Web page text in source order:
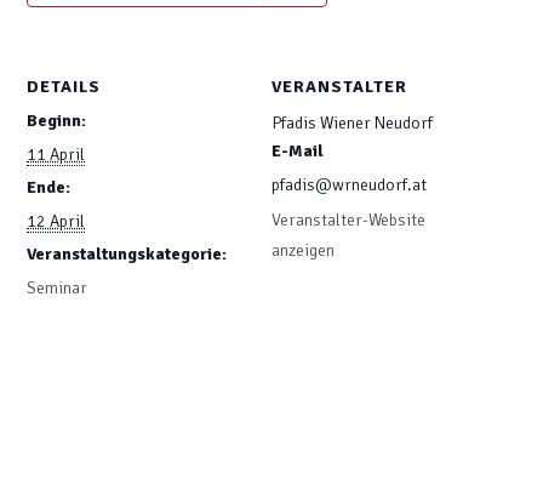
DETAILS
Beginn:
11 April
Ende:
12 April
Veranstaltungskategorie:
Seminar
VERANSTALTER
Pfadis Wiener Neudorf
E-Mail
pfadis@wrneudorf.at
Veranstalter-Website
anzeigen